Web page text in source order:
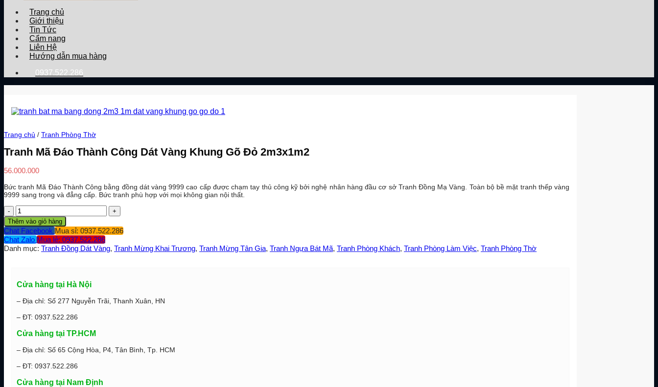
Trang chủ
Giới thiệu
Tin Tức
Cẩm nang
Liên Hệ
Hướng dẫn mua hàng
0937.522.286
Trang chủ / Tranh Phòng Thờ
Tranh Mã Đáo Thành Công Dát Vàng Khung Gõ Đỏ 2m3x1m2
56.000.000
Bức tranh Mã Đáo Thành Công bằng đồng dát vàng 9999 cao cấp được chạm tay thủ công kỹ bởi nghệ nhân hàng đầu cơ sở Tranh Đồng Mạ Vàng. Toàn bộ bề mặt tranh thếp vàng
9999 sang trọng và đẳng cấp. Bức tranh phù hợp với mọi không gian nội thất.
Tranh
Mã
Đáo
Thành
Công
Dát
Gõ
Đỏ
2m3x1m2
số
lượng
Thêm vào giỏ hàng
Chat Facebook Mua sỉ: 0937.522.286
Chat Zalo Mua lẻ: 0937.522.286
Danh mục: Tranh Đồng Dát Vàng, Tranh Mừng Khai Trương, Tranh Mừng Tân Gia, Tranh Ngựa Bát Mã, Tranh Phòng Khách, Tranh Phòng Làm Việc, Tranh Phòng Thờ
Cửa hàng tại Hà Nội
– Địa chỉ: Số 277 Nguyễn Trãi, Thanh Xuân, HN
– ĐT: 0937.522.286
Cửa hàng tại TP.HCM
– Địa chỉ: Số 65 Cộng Hòa, P4, Tân Bình, Tp. HCM
– ĐT: 0937.522.286
Cửa hàng tại Nam Định